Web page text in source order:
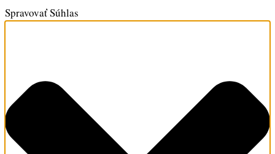
Spravovať Súhlas